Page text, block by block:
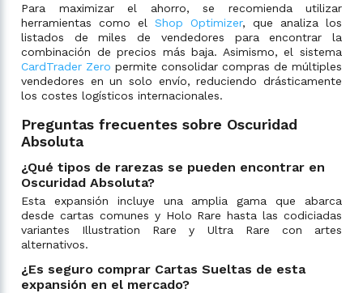
Para maximizar el ahorro, se recomienda utilizar
herramientas como el Shop Optimizer, que analiza los
listados de miles de vendedores para encontrar la
combinación de precios más baja. Asimismo, el sistema
CardTrader Zero permite consolidar compras de múltiples
vendedores en un solo envío, reduciendo drásticamente
los costes logísticos internacionales.
Preguntas frecuentes sobre Oscuridad
Absoluta
¿Qué tipos de rarezas se pueden encontrar en
Oscuridad Absoluta?
Esta expansión incluye una amplia gama que abarca
desde cartas comunes y Holo Rare hasta las codiciadas
variantes Illustration Rare y Ultra Rare con artes
alternativos.
¿Es seguro comprar Cartas Sueltas de esta
expansión en el mercado?